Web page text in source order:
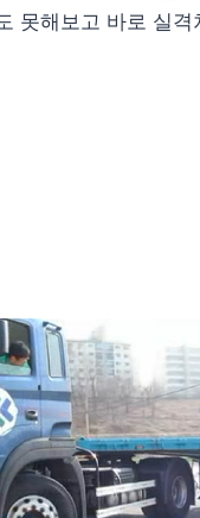
못해보고 바로 실격